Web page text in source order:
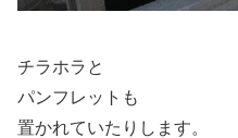
チラホラと
パンフレットも
置かれていたりします。